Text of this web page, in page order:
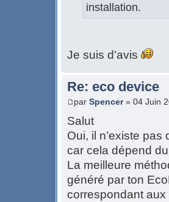
installation.
Je suis d'avis
Re: eco device
par Spencer» 04 Juin
Salut
Oui, il n’existe
car cela dépend
La meilleure
généré par ton
correspondant